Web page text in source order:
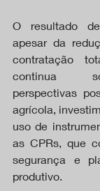
O resultado
apesar da
contratação
continua
perspectivas
agrícola,
uso de
as CPRs, que
segurança e
produtivo.